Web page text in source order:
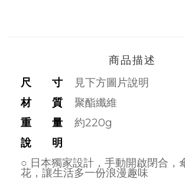
商品描述
尺 寸
見下方圖片說明
材 質 聚酯纖維
重 量 約220g
說 明
○ 日本獨家設計，手動開啟閉合，
花，讓生活多一份浪漫趣味